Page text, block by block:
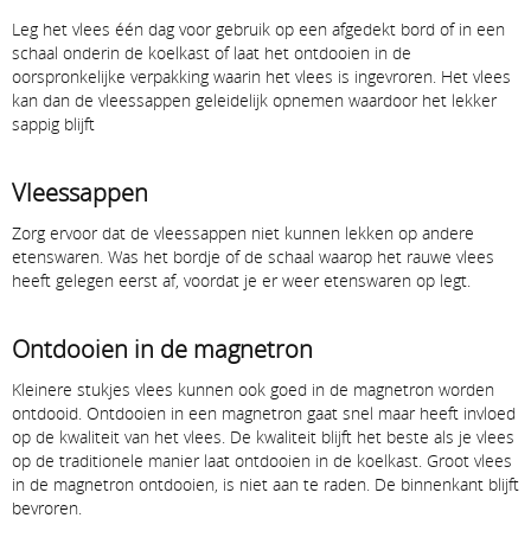
Leg het vlees één dag voor gebruik op een afgedekt bord of in een
schaal onderin de koelkast of laat het ontdooien in de
oorspronkelijke verpakking waarin het vlees is ingevroren. Het vlees
kan dan de vleessappen geleidelijk opnemen waardoor het lekker
sappig blijft
Vleessappen
Zorg ervoor dat de vleessappen niet kunnen lekken op andere
etenswaren. Was het bordje of de schaal waarop het rauwe vlees
heeft gelegen eerst af, voordat je er weer etenswaren op legt.
Ontdooien in de magnetron
Kleinere stukjes vlees kunnen ook goed in de magnetron worden
ontdooid. Ontdooien in een magnetron gaat snel maar heeft invloed
op de kwaliteit van het vlees. De kwaliteit blijft het beste als je vlees
op de traditionele manier laat ontdooien in de koelkast. Groot vlees
in de magnetron ontdooien, is niet aan te raden. De binnenkant blijft
bevroren.